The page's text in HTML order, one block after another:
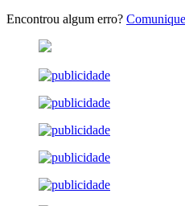
Encontrou algum erro?